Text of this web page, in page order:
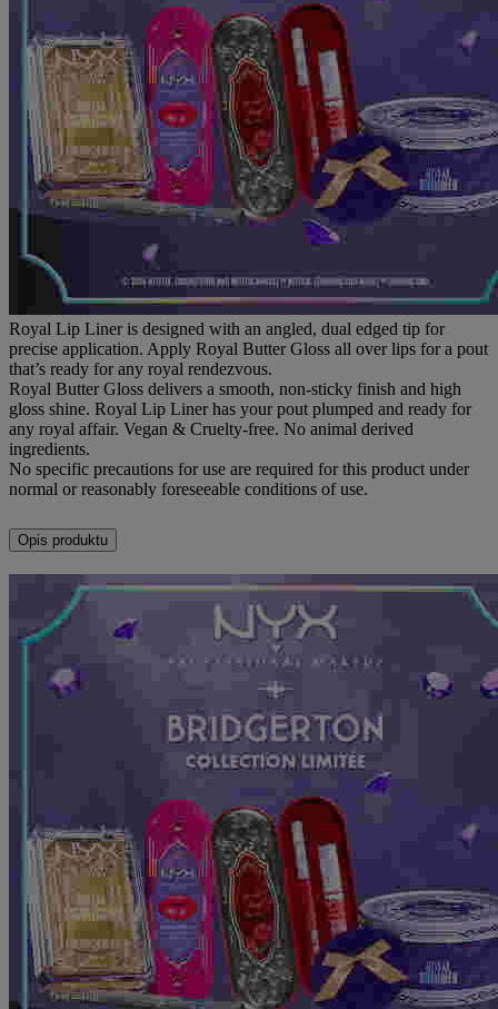
Royal Lip Liner is designed with an angled, dual edged tip for
precise application. Apply Royal Butter Gloss all over lips for a pout
that’s ready for any royal rendezvous.
Royal Butter Gloss delivers a smooth, non-sticky finish and high
gloss shine. Royal Lip Liner has your pout plumped and ready for
any royal affair. Vegan & Cruelty-free. No animal derived
ingredients.
No specific precautions for use are required for this product under
normal or reasonably foreseeable conditions of use.
Opis produktu